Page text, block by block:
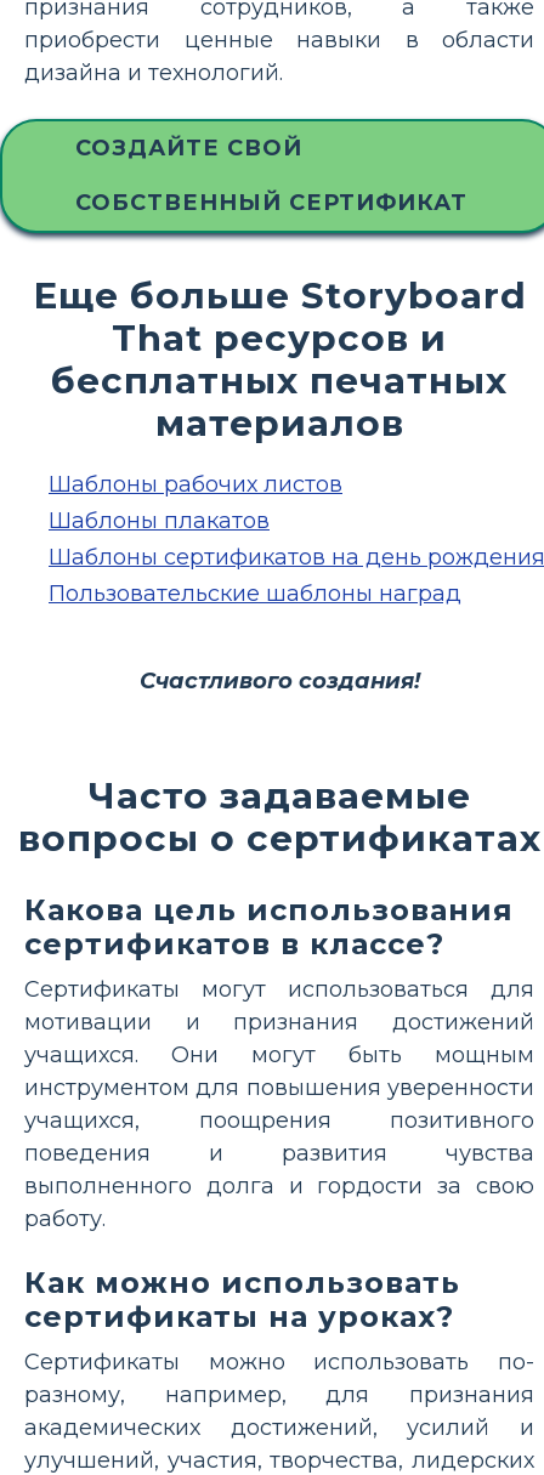
признания сотрудников, а также
приобрести ценные навыки в области
дизайна и технологий.
СОЗДАЙТЕ СВОЙ
СОБСТВЕННЫЙ СЕРТИФИКАТ
Еще больше Storyboard
That ресурсов и
бесплатных печатных
материалов
Шаблоны рабочих листов
Шаблоны плакатов
Шаблоны сертификатов на день рождения
Пользовательские шаблоны наград
Счастливого создания!
Часто задаваемые
вопросы о сертификатах
Какова цель использования
сертификатов в классе?
Сертификаты могут использоваться для
мотивации и признания достижений
учащихся. Они могут быть мощным
инструментом для повышения уверенности
учащихся, поощрения позитивного
поведения и развития чувства
выполненного долга и гордости за свою
работу.
Как можно использовать
сертификаты на уроках?
Сертификаты можно использовать по-
разному, например, для признания
академических достижений, усилий и
улучшений, участия, творчества, лидерских